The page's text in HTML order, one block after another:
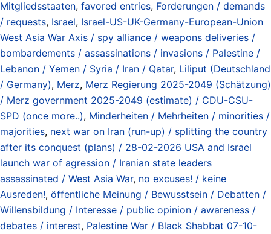
Mitgliedsstaaten, favored entries, Forderungen / demands
/ requests, Israel, Israel-US-UK-Germany-European-Union
West Asia War Axis / spy alliance / weapons deliveries /
bombardements / assassinations / invasions / Palestine /
Lebanon / Yemen / Syria / Iran / Qatar, Liliput (Deutschland
/ Germany), Merz, Merz Regierung 2025-2049 (Schätzung)
/ Merz government 2025-2049 (estimate) / CDU-CSU-
SPD (once more..), Minderheiten / Mehrheiten / minorities /
majorities, next war on Iran (run-up) / splitting the country
after its conquest (plans) / 28-02-2026 USA and Israel
launch war of agression / Iranian state leaders
assassinated / West Asia War, no excuses! / keine
Ausreden!, öffentliche Meinung / Bewusstsein / Debatten /
Willensbildung / Interesse / public opinion / awareness /
debates / interest, Palestine War / Black Shabbat 07-10-